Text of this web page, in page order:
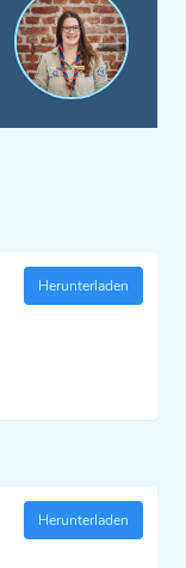
Herunterladen
Herunterladen